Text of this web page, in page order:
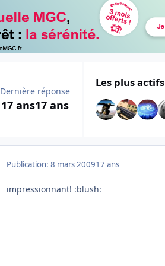
Dernière réponse
17 ans17 ans
Les plus
Publication: 8 mars 200917 ans
impressionnant! :blush: